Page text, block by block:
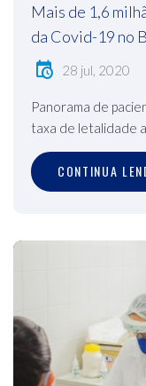
Mais de 1,6
da Covid-19 no
28 jul, 2020
Panorama de
taxa de letalidade
CONTINUA